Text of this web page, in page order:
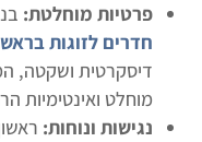
פרטיות מוחלטת:
חדרים לזוגות
דיסקרטית ושקטה,
מוחלט ואינטימיות
נגישות ונוחות: